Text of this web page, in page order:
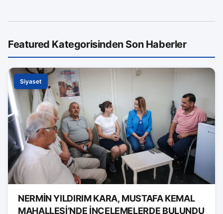
Featured Kategorisinden Son Haberler
Siyaset
NERMİN YILDIRIM KARA, MUSTAFA KEMAL
MAHALLESİ’NDE İNCELEMELERDE BULUNDU